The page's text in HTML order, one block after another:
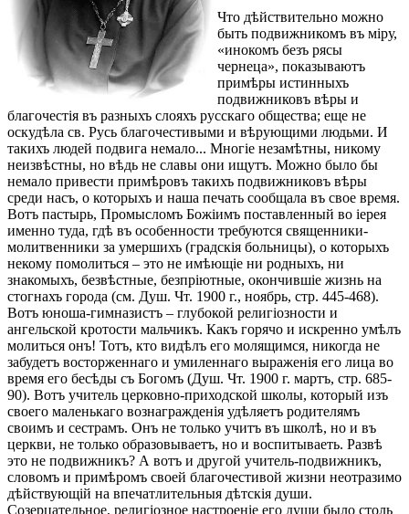
Что дѣйствительно можно
быть подвижникомъ въ міру,
«инокомъ безъ рясы
чернеца», показываютъ
примѣры истинныхъ
подвижниковъ вѣры и
благочестія въ разныхъ слояхъ русскаго общества; еще не
оскудѣла св. Русь благочестивыми и вѣрующими людьми. И
такихъ людей подвига немало... Многіе незамѣтны, никому
неизвѣстны, но вѣдь не славы они ищутъ. Можно было бы
немало привести примѣровъ такихъ подвижниковъ вѣры
среди насъ, о которыхъ и наша печать сообщала въ свое время.
Вотъ пастырь, Промысломъ Божіимъ поставленный во іерея
именно туда, гдѣ въ особенности требуются священники-
молитвенники за умершихъ (градскія больницы), о которыхъ
некому помолиться – это не имѣющіе ни родныхъ, ни
знакомыхъ, безвѣстные, безпріютные, окончившіе жизнь на
стогнахъ города (см. Душ. Чт. 1900 г., ноябрь, стр. 445-468).
Вотъ юноша-гимназистъ – глубокой религіозности и
ангельской кротости мальчикъ. Какъ горячо и искренно умѣлъ
молиться онъ! Тотъ, кто видѣлъ его молящимся, никогда не
забудетъ восторженнаго и умиленнаго выраженія его лица во
время его бесѣды съ Богомъ (Душ. Чт. 1900 г. мартъ, стр. 685-
90). Вотъ учитель церковно-приходской школы, который изъ
своего маленькаго вознагражденія удѣляетъ родителямъ
своимъ и сестрамъ. Онъ не только учитъ въ школѣ, но и въ
церкви, не только образовываетъ, но и воспитываеть. Развѣ
это не подвижникъ? А вотъ и другой учитель-подвижникъ,
словомъ и примѣромъ своей благочестивой жизни неотразимо
дѣйствующій на впечатлительныя дѣтскія души.
Созерцательное, религіозное настроеніе его души было столь